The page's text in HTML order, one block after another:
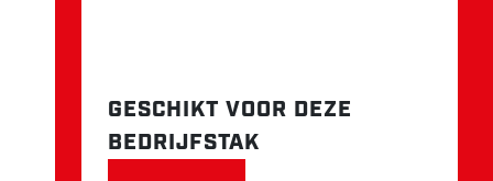
GESCHIKT VOOR DEZE
BEDRIJFSTAK